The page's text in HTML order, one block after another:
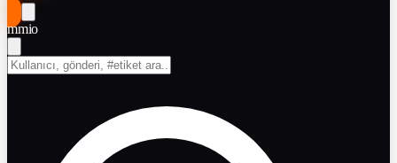
mmio